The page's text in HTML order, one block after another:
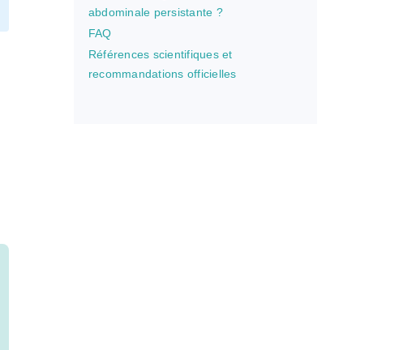
abdominale persistante ?
FAQ
Références scientifiques et
recommandations officielles